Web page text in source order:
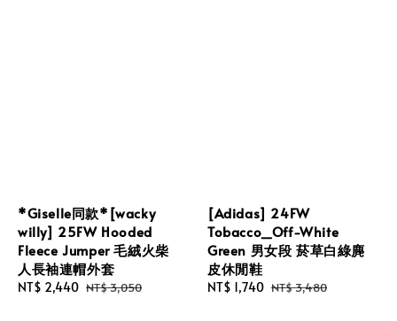
*Giselle同款*[wacky
willy] 25FW Hooded
Fleece Jumper 毛絨火柴
人長袖連帽外套
Sale
NT$ 2,440 Regular
NT$ 3,050
[Adidas] 24FW
Tobacco_Off-White
Green 男女段 菸草白綠麂
皮休閒鞋
Sale
NT$ 1,740 Regular
NT$ 3,480